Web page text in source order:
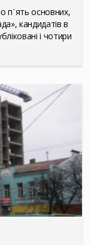
п᾽ять основних,
кандидатів в
і чотири